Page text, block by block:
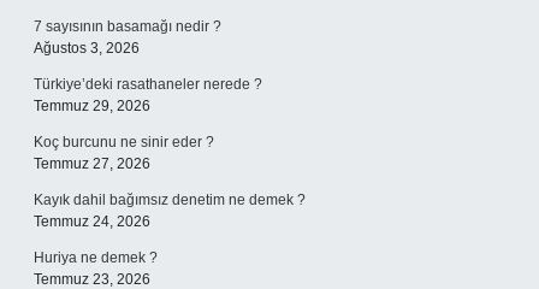
7 sayısının basamağı nedir ?
Ağustos 3, 2026
Türkiye’deki rasathaneler nerede ?
Temmuz 29, 2026
Koç burcunu ne sinir eder ?
Temmuz 27, 2026
Kayık dahil bağımsız denetim ne demek ?
Temmuz 24, 2026
Huriya ne demek ?
Temmuz 23, 2026